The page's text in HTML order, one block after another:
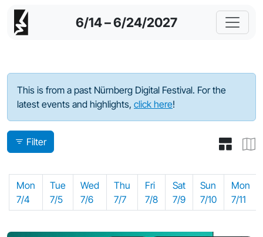
6/14 – 6/24/2027
Program - 2022
This is from a past Nürnberg Digital Festival. For the
latest events and highlights, click here!
Filter
Mon
7/4
Tue
7/5
Wed
7/6
Thu
7/7
Fri
7/8
Sat
7/9
Sun
7/10
Mon
7/11